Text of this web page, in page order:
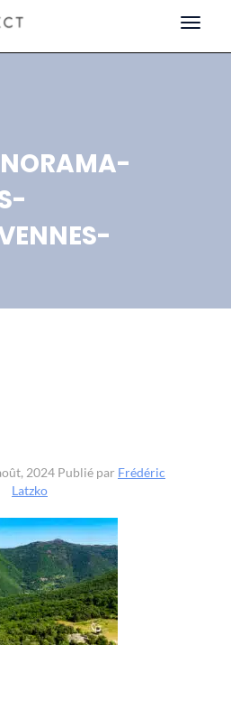
Toggle
2024 Publié par Frédéric
Latzko